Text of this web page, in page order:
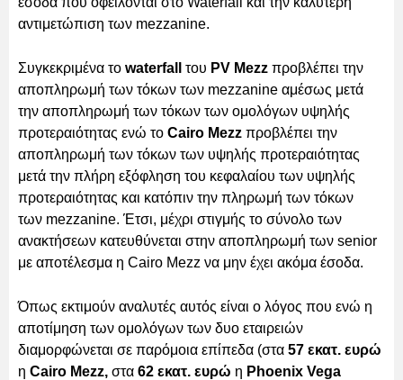
αντιμετώπιση των mezzanine.
Συγκεκριμένα το waterfall του PV Mezz προβλέπει την
αποπληρωμή των τόκων των mezzanine αμέσως μετά
την αποπληρωμή των τόκων των ομολόγων υψηλής
προτεραιότητας ενώ το Cairo Mezz προβλέπει την
αποπληρωμή των τόκων των υψηλής προτεραιότητας
μετά την πλήρη εξόφληση του κεφαλαίου των υψηλής
προτεραιότητας και κατόπιν την πληρωμή των τόκων
των mezzanine. Έτσι, μέχρι στιγμής το σύνολο των
ανακτήσεων κατευθύνεται στην αποπληρωμή των senior
με αποτέλεσμα η Cairo Mezz να μην έχει ακόμα έσοδα.
Όπως εκτιμούν αναλυτές αυτός είναι ο λόγος που ενώ η
αποτίμηση των ομολόγων των δυο εταιρειών
διαμορφώνεται σε παρόμοια επίπεδα (στα 57 εκατ. ευρώ
η Cairo Mezz, στα 62 εκατ. ευρώ η Phoenix Vega